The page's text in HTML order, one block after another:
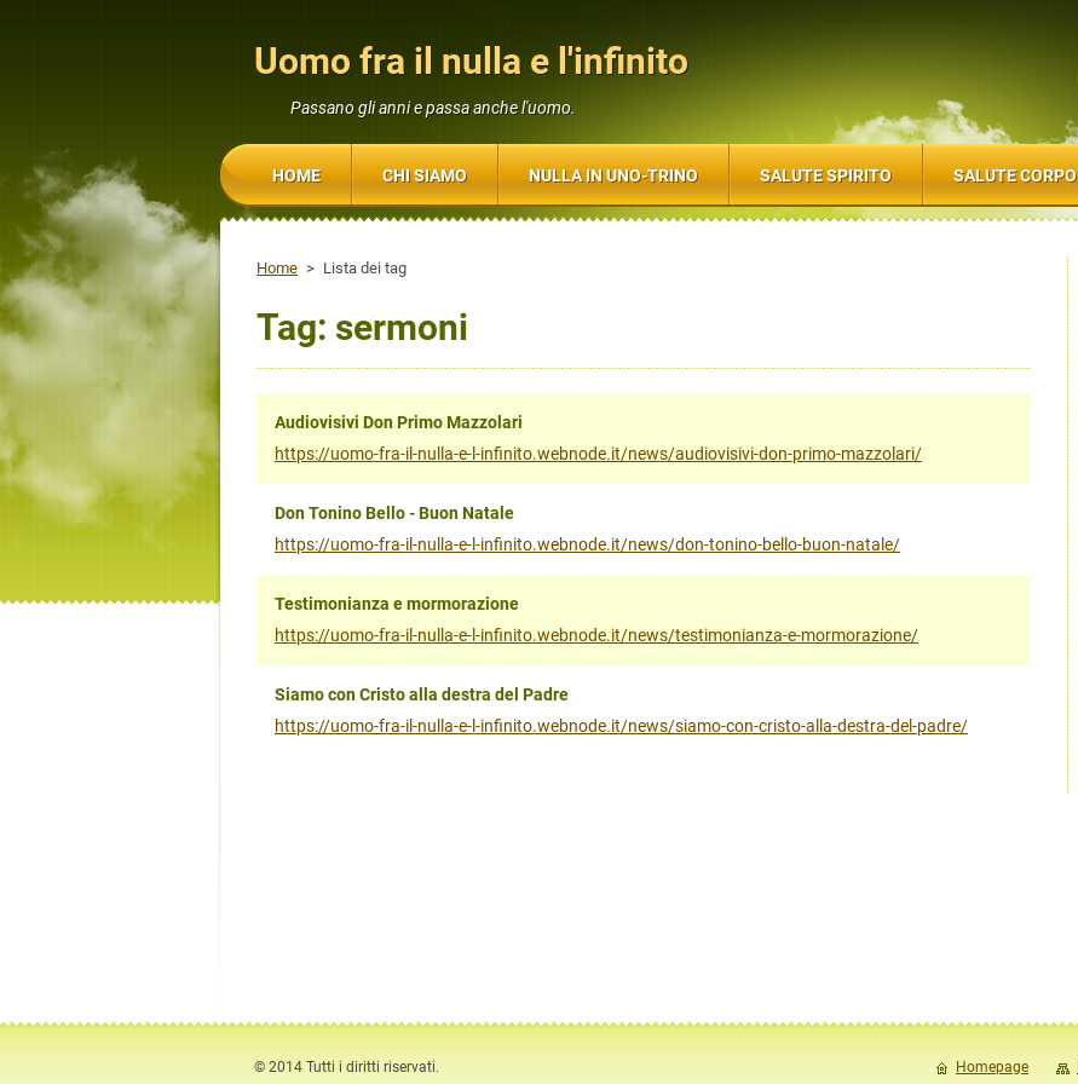
Uomo fra il nulla e l'infinito
Passano gli anni e passa anche l'uomo.
Home > Lista dei tag
Tag: sermoni
Audiovisivi Don Primo Mazzolari
https://uomo-fra-il-nulla-e-l-infinito.webnode.it/news/audiovisivi-don-primo-mazzolari/
Don Tonino Bello - Buon Natale
https://uomo-fra-il-nulla-e-l-infinito.webnode.it/news/don-tonino-bello-buon-natale/
Testimonianza e mormorazione
https://uomo-fra-il-nulla-e-l-infinito.webnode.it/news/testimonianza-e-mormorazione/
Siamo con Cristo alla destra del Padre
https://uomo-fra-il-nulla-e-l-infinito.webnode.it/news/siamo-con-cristo-alla-destra-del-padre/
HOME CHI SIAMO NULLA IN UNO-TRINO SALUTE SPIRITO SALUTE CORPO
© 2014 Tutti i diritti riservati. Homepage